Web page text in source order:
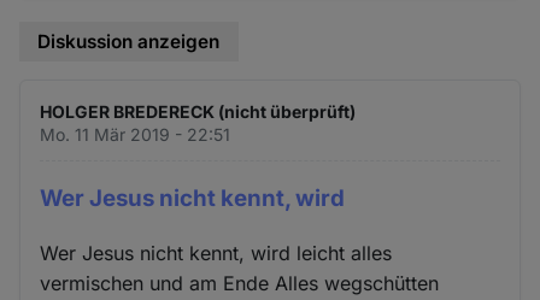
Diskussion anzeigen
HOLGER BREDERECK (nicht überprüft)
Mo. 11 Mär 2019 - 22:51
Wer Jesus nicht kennt, wird
Wer Jesus nicht kennt, wird leicht alles
vermischen und am Ende Alles wegschütten